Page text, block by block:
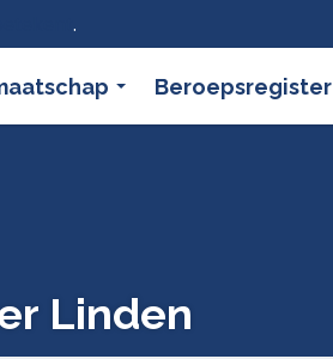
.
Beroepsregister
Linden